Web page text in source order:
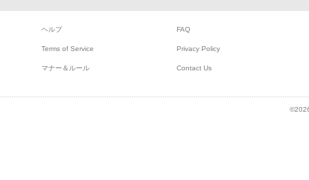
ヘルプ FAQ
Terms of Service Privacy Policy
マナー＆ルール Contact Us